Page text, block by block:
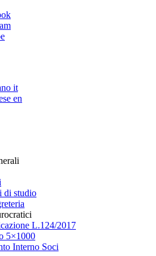
it
en
di studio
L.124/2017
5×1000
Interno Soci